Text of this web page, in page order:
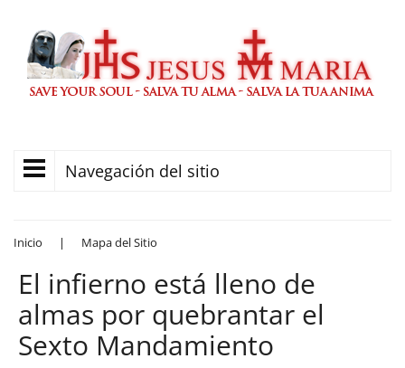
Navegación del sitio
Inicio | Mapa del Sitio
El infierno está lleno de
almas por quebrantar el
Sexto Mandamiento